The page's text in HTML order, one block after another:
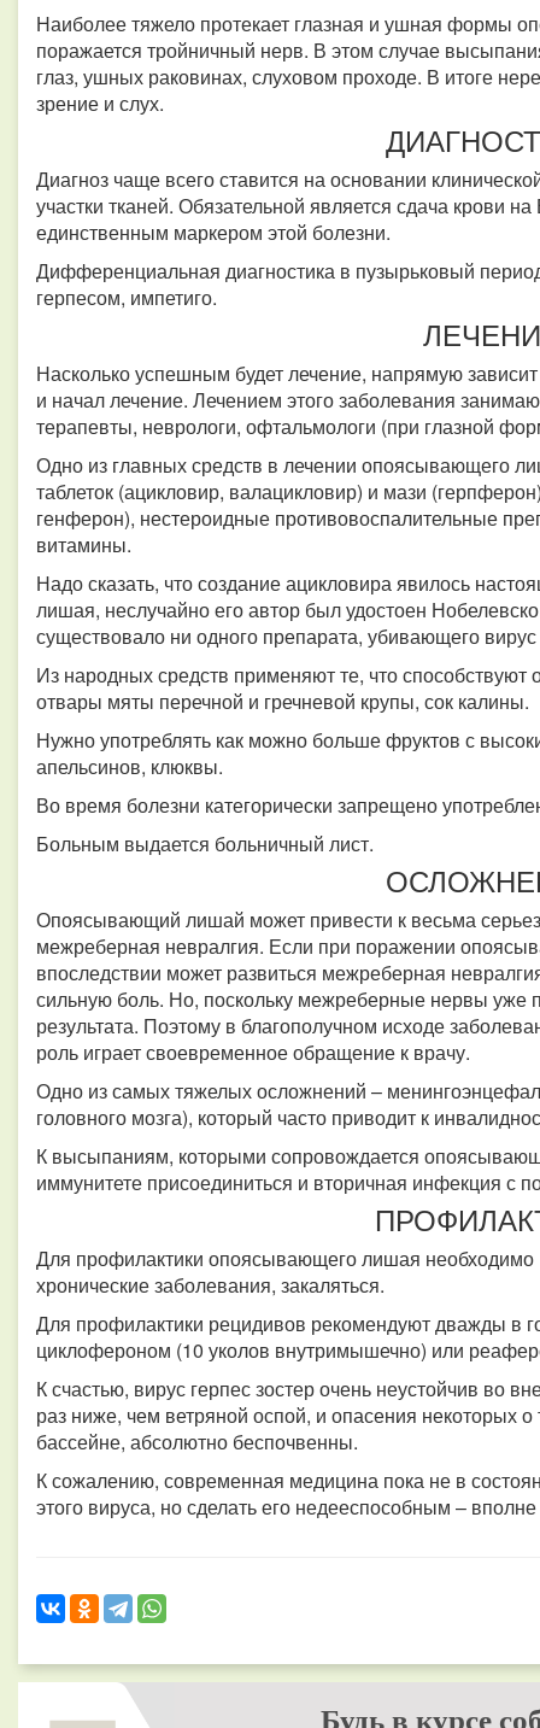
Наиболее тяжело протекает глазная и ушная формы
поражается тройничный нерв. В этом случае
глаз, ушных раковинах, слуховом проходе. В итоге
зрение и слух.
Диагноз чаще всего ставится на основании
участки тканей. Обязательной является сдача
единственным маркером этой болезни.
Дифференциальная диагностика в пузырьковый
герпесом, импетиго.
Насколько успешным будет лечение, напрямую зависит
и начал лечение. Лечением этого заболевания
терапевты, неврологи, офтальмологи (при глазной
Одно из главных средств в лечении опоясывающего
таблеток (ацикловир, валацикловир) и мази
генферон), нестероидные противовоспалительные
витамины.
Надо сказать, что создание ацикловира явилось
лишая, неслучайно его автор был удостоен
существовало ни одного препарата, убивающего
Из народных средств применяют те, что
отвары мяты перечной и гречневой крупы, сок калины.
Нужно употреблять как можно больше фруктов с
апельсинов, клюквы.
Во время болезни категорически запрещено
Больным выдается больничный лист.
Опоясывающий лишай может привести к весьма
межреберная невралгия. Если при поражении
впоследствии может развиться межреберная
сильную боль. Но, поскольку межреберные нервы уже
результата. Поэтому в благополучном исходе
роль играет своевременное обращение к врачу.
Одно из самых тяжелых осложнений –
головного мозга), который часто приводит к
К высыпаниям, которыми сопровождается
иммунитете присоединиться и вторичная инфекция с
Для профилактики опоясывающего лишая необходимо
хронические заболевания, закаляться.
Для профилактики рецидивов рекомендуют дважды в
циклофероном (10 уколов внутримышечно) или
К счастью, вирус герпес зостер очень неустойчив во
раз ниже, чем ветряной оспой, и опасения некоторых
бассейне, абсолютно беспочвенны.
К сожалению, современная медицина пока не в
этого вируса, но сделать его недееспособным –
Будь в курсе